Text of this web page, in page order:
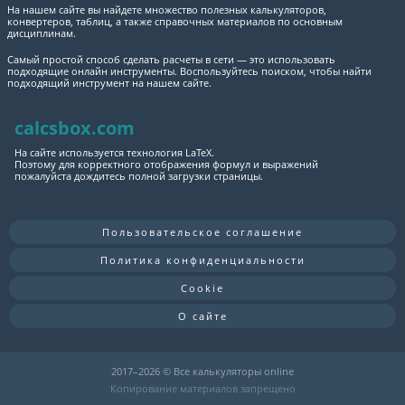
На нашем сайте вы найдете множество полезных калькуляторов,
конвертеров, таблиц, а также справочных материалов по основным
дисциплинам.
Самый простой способ сделать расчеты в сети — это использовать
подходящие онлайн инструменты. Воспользуйтесь поиском, чтобы найти
подходящий инструмент на нашем сайте.
calcsbox.com
На сайте используется технология LaTeX.
Поэтому для корректного отображения формул и выражений
пожалуйста дождитесь полной загрузки страницы.
Пользовательское соглашение
Политика конфиденциальности
Cookie
О сайте
2017–2026 © Все калькуляторы online
Копирование материалов запрещено